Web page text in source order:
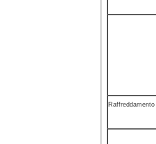
Raffreddamento